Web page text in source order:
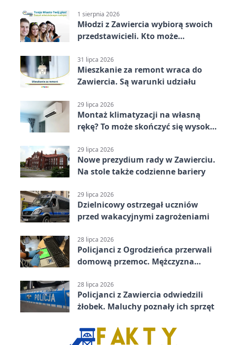
1 sierpnia 2026
Młodzi z Zawiercia wybiorą swoich
przedstawicieli. Kto może
31 lipca 2026
Mieszkanie za remont wraca do
Zawiercia. Są warunki udziału
29 lipca 2026
Montaż klimatyzacji na własną
rękę? To może skończyć się wysoką
29 lipca 2026
Nowe prezydium rady w Zawierciu.
Na stole także codzienne bariery
29 lipca 2026
Dzielnicowy ostrzegał uczniów
przed wakacyjnymi zagrożeniami
28 lipca 2026
Policjanci z Ogrodzieńca przerwali
domową przemoc. Mężczyzna
28 lipca 2026
Policjanci z Zawiercia odwiedzili
żłobek. Maluchy poznały ich sprzęt